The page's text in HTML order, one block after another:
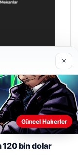
×
Güncel Haberler
120 bin dolar